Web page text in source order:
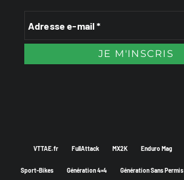
VTTAE.fr FullAttack MX2K Enduro Mag
Sport-Bikes Génération 4×4 Génération Sans Permis